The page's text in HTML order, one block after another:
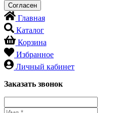
Главная
Каталог
Корзина
Избранное
Личный кабинет
Заказать звонок